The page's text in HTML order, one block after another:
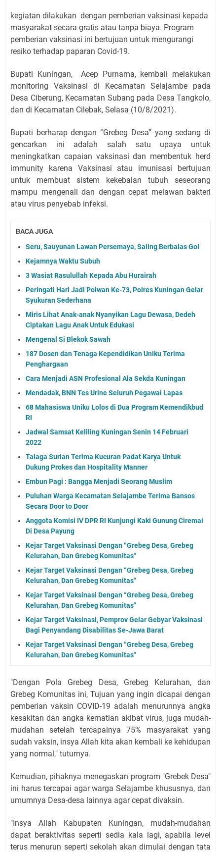
kegiatan dilakukan dengan pemberian vaksinasi kepada
masyarakat secara gratis atau tanpa biaya. Program
pemberian vaksinasi ini bertujuan untuk mengurangi
resiko terhadap paparan Covid-19.
Bupati Kuningan,
Acep Purnama, kembali melakukan
monitoring Vaksinasi di Kecamatan Selajambe pada
Desa Ciberung, Kecamatan Subang pada Desa Tangkolo,
dan di Kecamatan Cilebak, Selasa (10/8/2021).
Bupati berharap dengan “Grebeg Desa” yang sedang di
gencarkan ini adalah salah satu upaya untuk
meningkatkan capaian vaksinasi dan membentuk herd
immunity karena Vaksinasi atau imunisasi bertujuan
untuk membuat sistem kekebalan tubuh seseorang
mampu mengenali dan dengan cepat melawan bakteri
atau virus penyebab infeksi.
BACA JUGA
Seru, Sauyunan Lawan Persemaya, Saling Berbalas Gol
Kejamnya Waktu Subuh
3 Wasiat Rasulullah Kepada Abu Hurairah
Peringati Hari Jadi Polwan Ke-73, Polres Kuningan Gelar
Syukuran Sederhana
Miris Lihat Anak-anak Nyanyikan Lagu Dewasa, Dedeh
Ciptakan Lagu Anak Untuk Edukasi
Mengenal Si Blekok Sawah
187 Dosen dan Tenaga Kependidikan Uniku Terima
Penghargaan
Cara Menjadi ASN Profesional Ala Sekda Kuningan
Mendadak, BNN Tes Urine Seluruh Pegawai Lapas
68 Mahasiswa Uniku Lolos di Dua Program Kemendikbud
RI
Jadwal Samsat Keliling Kuningan Senin 14 Februari
2022
Talaga Surian Terima Kucuran Padat Karya Untuk
Dukung Prokes dan Hospitality Manner
Embun Pagi : Bangga Menjadi Seorang Muslim
Puluhan Warga Kecamatan Selajambe Terima Bansos
Secara Door to Door
Anggota Komisi IV DPR RI Kunjungi Kaki Gunung Ciremai
Di Desa Payung
Kejar Target Vaksinasi Dengan “Grebeg Desa, Grebeg
Kelurahan, Dan Grebeg Komunitas"
Kejar Target Vaksinasi Dengan “Grebeg Desa, Grebeg
Kelurahan, Dan Grebeg Komunitas"
Kejar Target Vaksinasi Dengan “Grebeg Desa, Grebeg
Kelurahan, Dan Grebeg Komunitas"
Kejar Target Vaksinasi, Pemprov Gelar Gebyar Vaksinasi
Bagi Penyandang Disabilitas Se-Jawa Barat
Kejar Target Vaksinasi Dengan “Grebeg Desa, Grebeg
Kelurahan, Dan Grebeg Komunitas"
"Dengan Pola Grebeg Desa, Grebeg Kelurahan, dan
Grebeg Komunitas ini, Tujuan yang ingin dicapai dengan
pemberian vaksin COVID-19 adalah menurunnya angka
kesakitan dan angka kematian akibat virus, juga mudah-
mudahan setelah tercapainya 75% masyarakat yang
sudah vaksin, insya Allah kita akan kembali ke kehidupan
yang normal," tuturnya.
Kemudian, pihaknya menegaskan program "Grebek Desa"
ini harus tercapai agar warga Selajambe khususnya, dan
umumnya Desa-desa lainnya agar cepat divaksin.
"Insya Allah Kabupaten Kuningan, mudah-mudahan
dapat beraktivitas seperti sedia kala lagi, apabila level
terus menurun seperti sekolah akan dimulai dengan tata